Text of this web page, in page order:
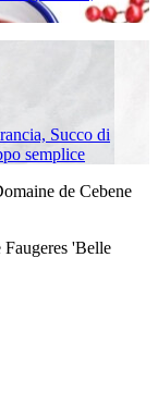
Succo di
semplice
de Cebene
Faugeres 'Belle